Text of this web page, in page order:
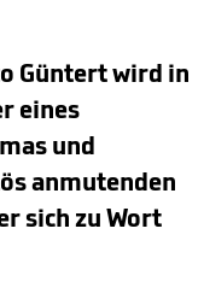
Güntert wird in
eines
und
anmutenden
sich zu Wort